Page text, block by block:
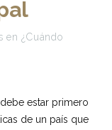
en¿Cuándo
estar primero
de un país que